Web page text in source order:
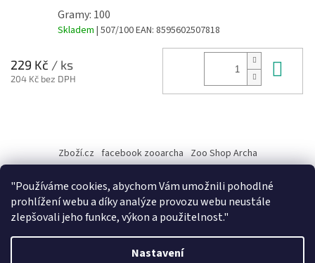
"Používáme cookies, abychom Vám umožnili pohodlné
prohlížení webu a díky analýze provozu webu neustále
zlepšovali jeho funkce, výkon a použitelnost."
Nastavení
Gramy: 100
Skladem | 507/100EAN: 8595602507818
229 Kč / ks
204 Kč bez DPH
p
Zboží.cz facebook zooarcha Zoo Shop Archa
KRMIVA ENERGYS pro koně - GRANULE